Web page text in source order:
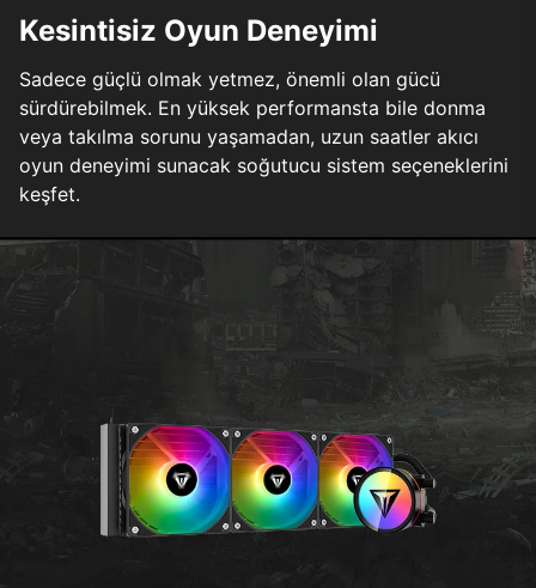
Kesintisiz Oyun Deneyimi
Sadece güçlü olmak yetmez, önemli olan gücü
sürdürebilmek. En yüksek performansta bile donma
veya takılma sorunu yaşamadan, uzun saatler akıcı
oyun deneyimi sunacak soğutucu sistem seçeneklerini
keşfet.